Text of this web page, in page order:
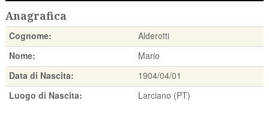
Anagrafica
Cognome:
Alderotti
Nome:
Mario
Data di Nascita:
1904/04/01
Luogo di Nascita:
Larciano (PT)